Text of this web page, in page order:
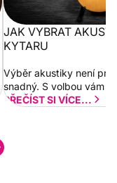
JAK VYBRAT
KYTARU
Výběr akustiky není pro
snadný. S volbou vám
PŘEČÍST SI VÍCE...